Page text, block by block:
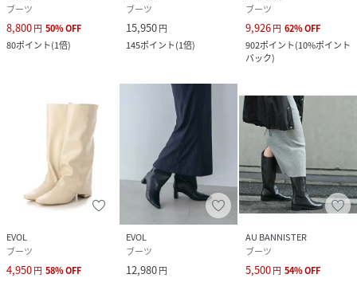
ブーツ
8,800円 50%OFF
80ポイント(1倍)
ブーツ
15,950円
145ポイント(1倍)
ブーツ
9,926円 62%OFF
902ポイント(10%ポイント
バック)
EVOL
ブーツ
4,950円 58%OFF
EVOL
ブーツ
12,980円
AU BANNISTER
ブーツ
5,500円 54%OFF